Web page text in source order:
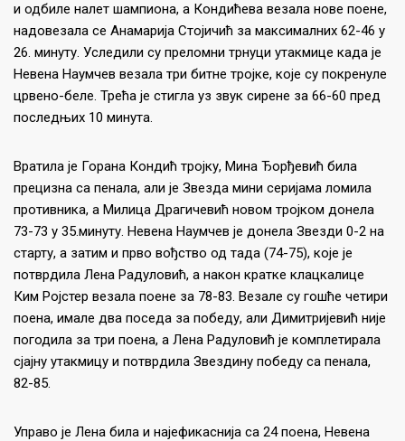
и одбиле налет шампиона, а Кондићева везала нове поене,
надовезала се Анамарија Стојичић за максималних 62-46 у
26. минуту. Уследили су преломни трнуци утакмице када је
Невена Наумчев везала три битне тројке, које су покренуле
црвено-беле. Трећа је стигла уз звук сирене за 66-60 пред
последњих 10 минута.
Вратила је Горана Кондић тројку, Мина Ђорђевић била
прецизна са пенала, али је Звезда мини серијама ломила
противника, а Милица Драгичевић новом тројком донела
73-73 у 35.минуту. Невена Наумчев је донела Звезди 0-2 на
старту, а затим и прво вођство од тада (74-75), које је
потврдила Лена Радуловић, а након кратке клацкалице
Ким Ројстер везала поене за 78-83. Везале су гошће четири
поена, имале два поседа за победу, али Димитријевић није
погодила за три поена, а Лена Радуловић је комплетирала
сјајну утакмицу и потврдила Звездину победу са пенала,
82-85.
Управо је Лена била и најефикаснија са 24 поена, Невена